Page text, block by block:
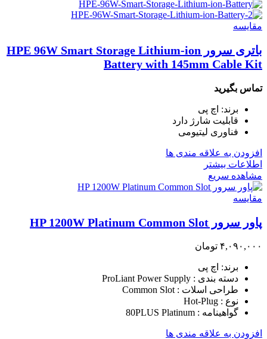
مقایسه
باتری سرور HPE 96W Smart Storage Lithium-ion
Battery with 145mm Cable Kit
تماس بگیرید
برند: اچ پی
قابلیت شارژ دارد
فناوری لیتیومی
افزودن به علاقه مندی ها
اطلاعات بیشتر
مشاهده سریع
مقایسه
پاور سرور HP 1200W Platinum Common Slot
۴,۰۹۰,۰۰۰ تومان
برند: اچ پی
دسته بندی : ProLiant Power Supply
طراحی اسلات : Common Slot
نوع : Hot-Plug
گواهینامه : 80PLUS Platinum
افزودن به علاقه مندی ها